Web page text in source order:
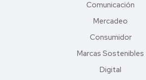
Comunicación
Mercadeo
Consumidor
Marcas Sostenibles
Digital